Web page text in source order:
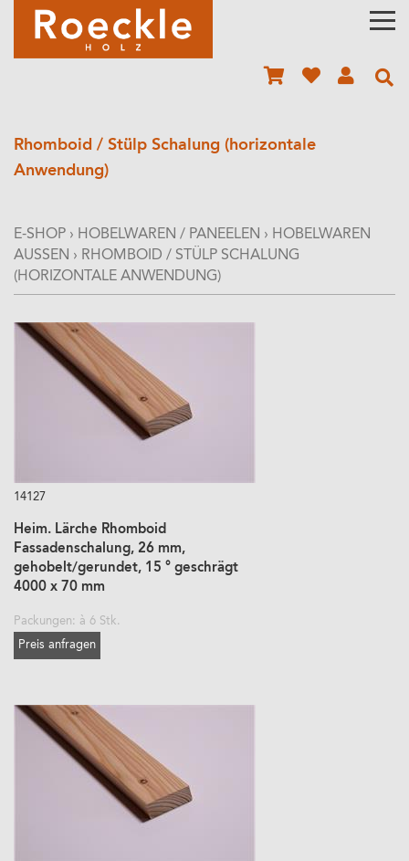
Rhomboid / Stülp Schalung (horizontale
Anwendung)
E-SHOP › HOBELWAREN / PANEELEN › HOBELWAREN
AUSSEN › RHOMBOID / STÜLP SCHALUNG
(HORIZONTALE ANWENDUNG)
14127
Heim. Lärche Rhomboid
Fassadenschalung, 26 mm,
gehobelt/gerundet, 15 ° geschrägt
4000 x 70 mm
Packungen: à 6 Stk.
Preis anfragen